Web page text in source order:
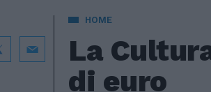
HOME
La
di euro